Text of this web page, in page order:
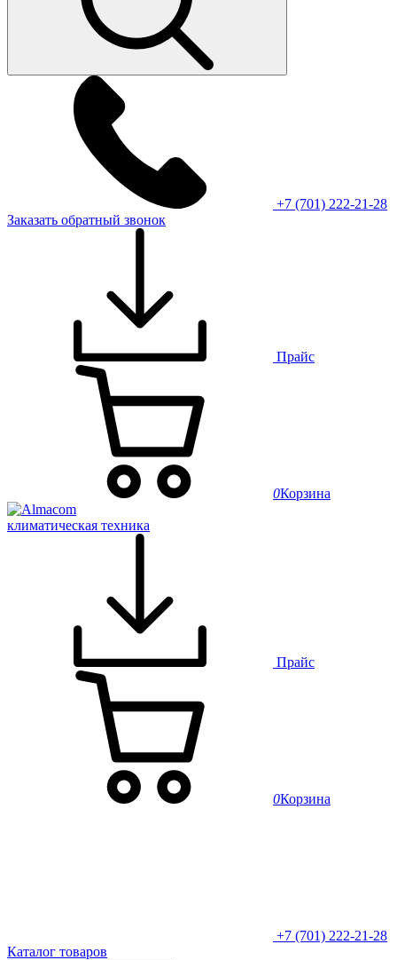
+7 (701) 222-21-28
Заказать обратный звонок
Прайс
0Корзина
климатическая техника
Прайс
0Корзина
+7 (701) 222-21-28
Каталог товаров